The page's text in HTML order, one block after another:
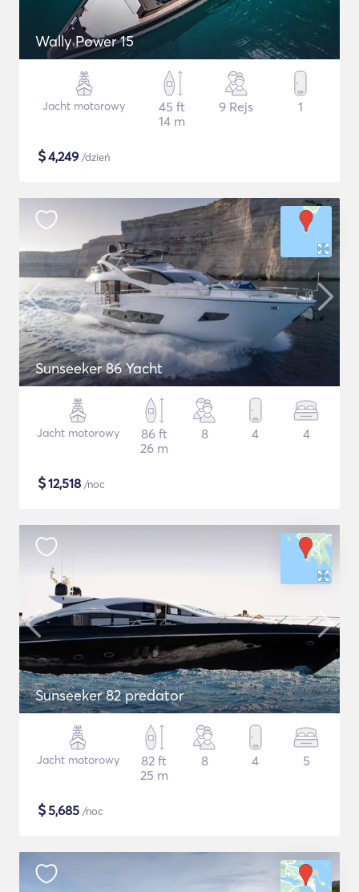
Wally Power 15
Jacht motorowy
45 ft
14 m
9 Rejs 1
$4,249 /dzień
Sunseeker 86 Yacht
Jacht motorowy
86 ft
26 m
8 4 4
$12,518 /noc
Sunseeker 82 predator
Jacht motorowy
82 ft
25 m
8 4 5
$5,685 /noc